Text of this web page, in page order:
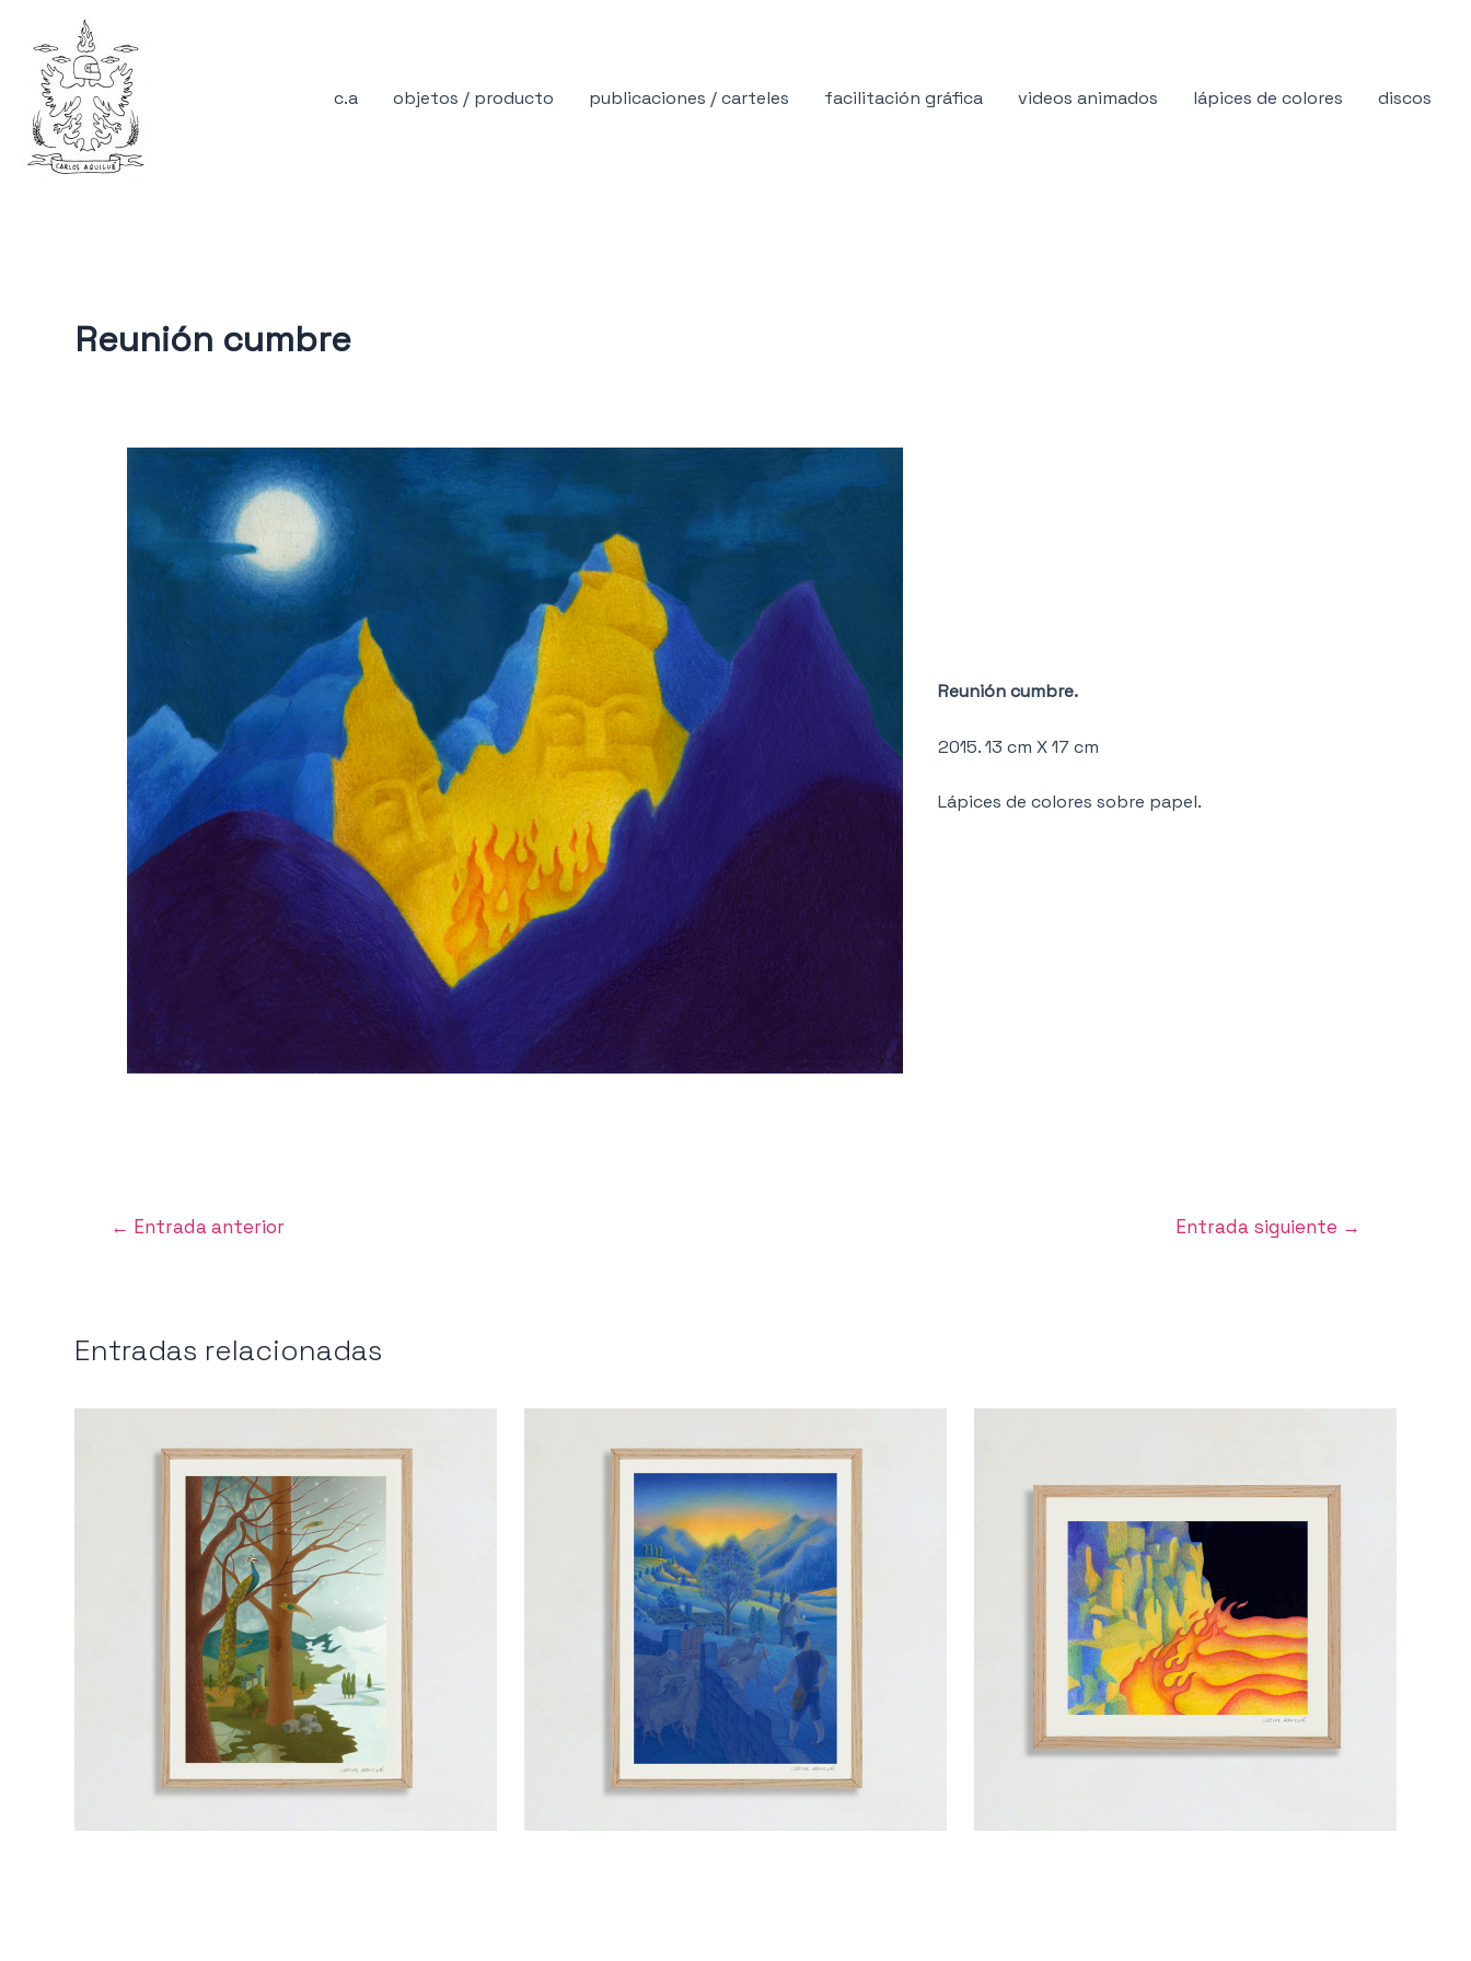
contenido
c.a
objetos / producto publicaciones / carteles facilitación gráfica videos animados lápices de colores discos
Reunión cumbre
Reunión cumbre.
2015. 13 cm X 17 cm
Lápices de colores sobre papel.
Navegación
← Entrada anterior Entrada siguiente →
Entradas relacionadas